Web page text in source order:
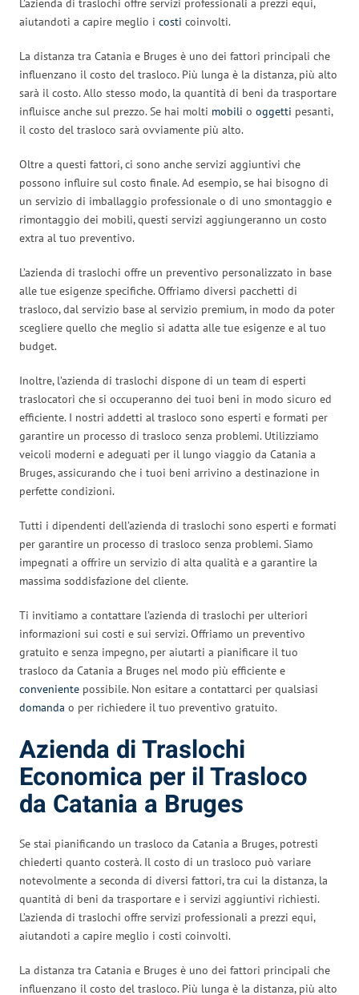
L’azienda di traslochi offre servizi professionali a prezzi equi,
aiutandoti a capire meglio i costi coinvolti.
La distanza tra Catania e Bruges è uno dei fattori principali che
influenzano il costo del trasloco. Più lunga è la distanza, più alto
sarà il costo. Allo stesso modo, la quantità di beni da trasportare
influisce anche sul prezzo. Se hai molti mobili o oggetti pesanti,
il costo del trasloco sarà ovviamente più alto.
Oltre a questi fattori, ci sono anche servizi aggiuntivi che
possono influire sul costo finale. Ad esempio, se hai bisogno di
un servizio di imballaggio professionale o di uno smontaggio e
rimontaggio dei mobili, questi servizi aggiungeranno un costo
extra al tuo preventivo.
L’azienda di traslochi offre un preventivo personalizzato in base
alle tue esigenze specifiche. Offriamo diversi pacchetti di
trasloco, dal servizio base al servizio premium, in modo da poter
scegliere quello che meglio si adatta alle tue esigenze e al tuo
budget.
Inoltre, l’azienda di traslochi dispone di un team di esperti
traslocatori che si occuperanno dei tuoi beni in modo sicuro ed
efficiente. I nostri addetti al trasloco sono esperti e formati per
garantire un processo di trasloco senza problemi. Utilizziamo
veicoli moderni e adeguati per il lungo viaggio da Catania a
Bruges, assicurando che i tuoi beni arrivino a destinazione in
perfette condizioni.
Tutti i dipendenti dell’azienda di traslochi sono esperti e formati
per garantire un processo di trasloco senza problemi. Siamo
impegnati a offrire un servizio di alta qualità e a garantire la
massima soddisfazione del cliente.
Ti invitiamo a contattare l’azienda di traslochi per ulteriori
informazioni sui costi e sui servizi. Offriamo un preventivo
gratuito e senza impegno, per aiutarti a pianificare il tuo
trasloco da Catania a Bruges nel modo più efficiente e
conveniente possibile. Non esitare a contattarci per qualsiasi
domanda o per richiedere il tuo preventivo gratuito.
Azienda di Traslochi
Economica per il Trasloco
da Catania a Bruges
Se stai pianificando un trasloco da Catania a Bruges, potresti
chiederti quanto costerà. Il costo di un trasloco può variare
notevolmente a seconda di diversi fattori, tra cui la distanza, la
quantità di beni da trasportare e i servizi aggiuntivi richiesti.
L’azienda di traslochi offre servizi professionali a prezzi equi,
aiutandoti a capire meglio i costi coinvolti.
La distanza tra Catania e Bruges è uno dei fattori principali che
influenzano il costo del trasloco. Più lunga è la distanza, più alto